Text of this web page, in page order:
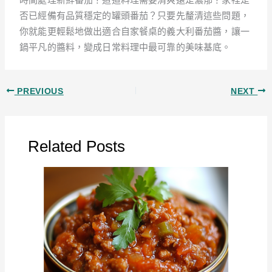
否已經備有品質穩定的罐頭番茄？只要先釐清這些問題，
你就能更輕鬆地做出適合自家餐桌的義大利番茄醬，讓一
鍋平凡的醬料，變成日常料理中最可靠的美味基底。
PREVIOUS NEXT
Related Posts